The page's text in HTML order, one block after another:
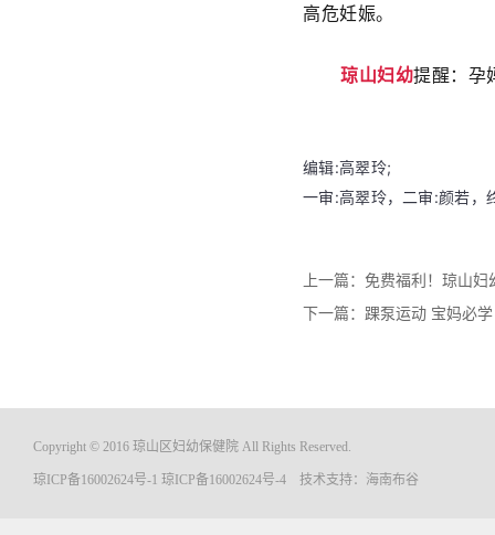
高危妊娠。
琼山妇幼提醒：孕
编辑:高翠玲;
一审:高翠玲，二审:颜若，
上一篇： 免费福利！琼山妇
下一篇： 踝泵运动 宝妈必学
Copyright © 2016 琼山区妇幼保健院 All Rights Reserved.
琼ICP备16002624号-1 琼ICP备16002624号-4 技术支持： 海南布谷